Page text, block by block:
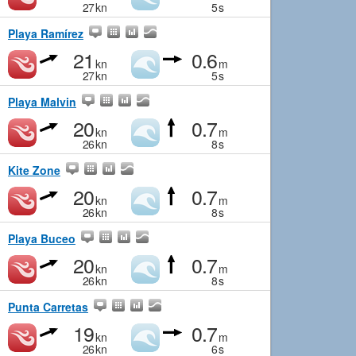
27kn 5s
Playa Ramírez
21 kn
27kn
0.6m
5s
Playa Malvin
20kn
26kn
0.7m
8s
Kite Zone
20kn
26kn
0.7m
8s
Playa Buceo
20kn
26kn
0.7m
8s
Punta Carretas
19kn
26kn
0.7m
6s